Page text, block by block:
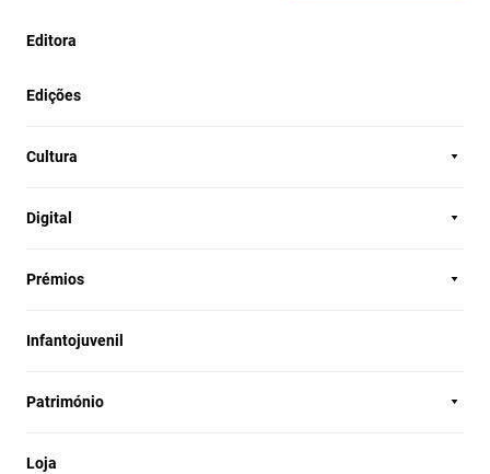
Editora
Edições
Cultura
Digital
Prémios
Infantojuvenil
Património
Loja